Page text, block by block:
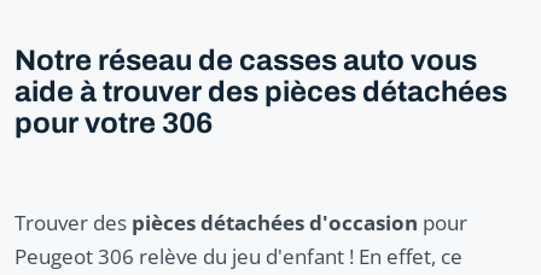
Notre réseau de casses auto vous
aide à trouver des pièces détachées
pour votre 306
Trouver des pièces détachées d'occasion pour
Peugeot 306 relève du jeu d'enfant ! En effet, ce